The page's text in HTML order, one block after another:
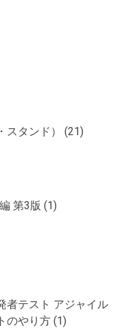
タンド）
(21)
第3版 (1)
者テスト アジャイル
のやり方 (1)